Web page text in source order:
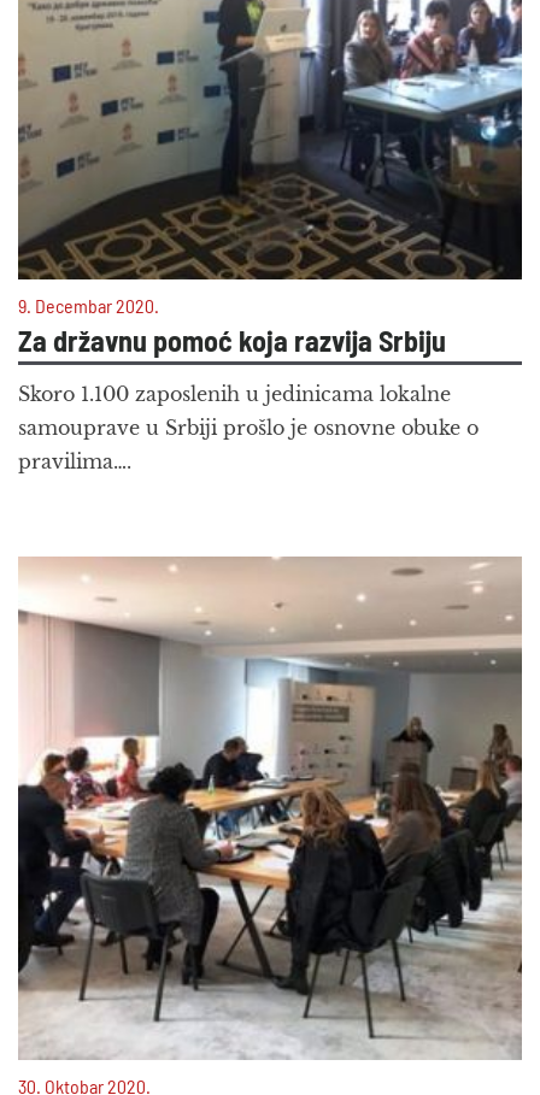
9. Decembar 2020.
Za državnu pomoć koja razvija Srbiju
Skoro 1.100 zaposlenih u jedinicama lokalne
samouprave u Srbiji prošlo je osnovne obuke o
pravilima….
30. Oktobar 2020.